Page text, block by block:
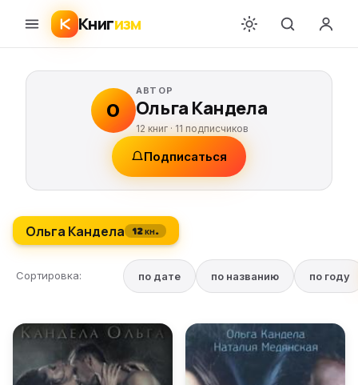
Книгизм
О
АВТОР
Ольга Кандела
12 книг · 11 подписчиков
Подписаться
Ольга Кандела 12 кн.
Сортировка: по дате по названию по году